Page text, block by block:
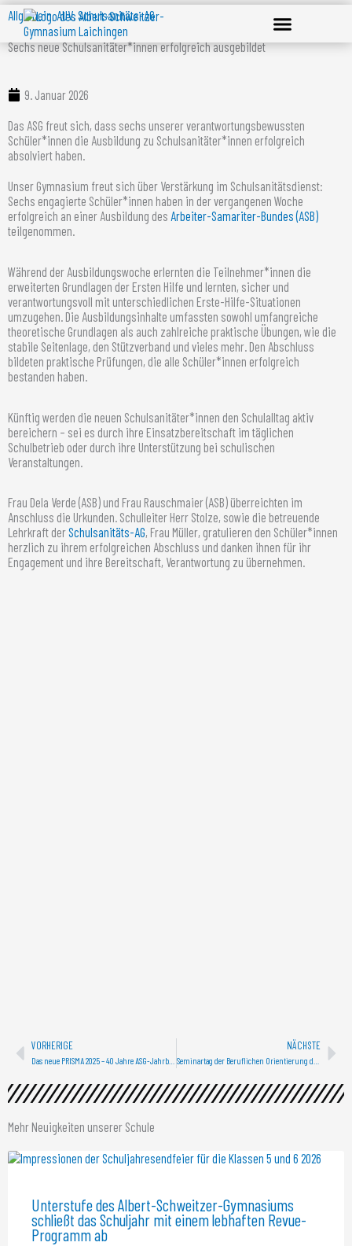
Zum
Inhalt
springen
Allgemein,AUV,Schulsanitäts-AG
Sechs neue Schulsanitäter*innen erfolgreich ausgebildet
9. Januar 2026
Das ASG freut sich, dass sechs unserer verantwortungsbewussten
Schüler*innen die Ausbildung zu Schulsanitäter*innen erfolgreich
absolviert haben.
Unser Gymnasium freut sich über Verstärkung im Schulsanitätsdienst:
Sechs engagierte Schüler*innen haben in der vergangenen Woche
erfolgreich an einer Ausbildung des Arbeiter-Samariter-Bundes (ASB)
teilgenommen.
Während der Ausbildungswoche erlernten die Teilnehmer*innen die
erweiterten Grundlagen der Ersten Hilfe und lernten, sicher und
verantwortungsvoll mit unterschiedlichen Erste-Hilfe-Situationen
umzugehen. Die Ausbildungsinhalte umfassten sowohl umfangreiche
theoretische Grundlagen als auch zahlreiche praktische Übungen, wie die
stabile Seitenlage, den Stützverband und vieles mehr. Den Abschluss
bildeten praktische Prüfungen, die alle Schüler*innen erfolgreich
bestanden haben.
Künftig werden die neuen Schulsanitäter*innen den Schulalltag aktiv
bereichern – sei es durch ihre Einsatzbereitschaft im täglichen
Schulbetrieb oder durch ihre Unterstützung bei schulischen
Veranstaltungen.
Frau Dela Verde (ASB) und Frau Rauschmaier (ASB) überreichten im
Anschluss die Urkunden. Schulleiter Herr Stolze, sowie die betreuende
Lehrkraft derSchulsanitäts-AG, Frau Müller, gratulieren den Schüler*innen
herzlich zu ihrem erfolgreichen Abschluss und danken ihnen für ihr
Engagement und ihre Bereitschaft, Verantwortung zu übernehmen.
Zurück
VORHERIGE NÄCHSTE
Mehr Neuigkeiten unserer Schule
Unterstufe des Albert-Schweitzer-Gymnasiums
schließt das Schuljahr mit einem lebhaften Revue-
Programm ab